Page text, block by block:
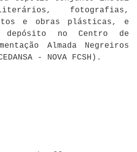
fotografias,
e obras plásticas, e
no Centro de
Almada Negreiros
- NOVA FCSH).